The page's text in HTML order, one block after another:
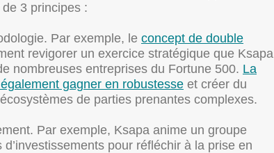
3 principes :
Par exemple, le concept de double
revigorer un exercice stratégique que Ksapa
nombreuses entreprises du Fortune 500. La
gagner en robustesse et créer du
de parties prenantes complexes.
Par exemple, Ksapa anime un groupe
pour réfléchir à la prise en